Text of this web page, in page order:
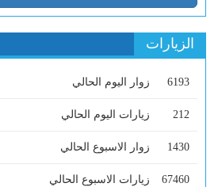
الزيارات
6193 زوار اليوم الحالي
212 زيارات اليوم الحالي
1430 زوار الاسبوع الحالي
67460 زيارات الاسبوع الحالي